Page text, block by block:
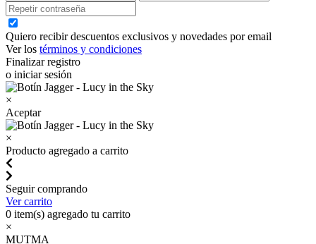
Quiero recibir descuentos exclusivos y novedades por email
Ver los términos y condiciones
Finalizar registro
o iniciar sesión
×
Aceptar
×
Producto agregado a carrito
Seguir comprando
Ver carrito
0 item(s) agregado tu carrito
×
MUTMA